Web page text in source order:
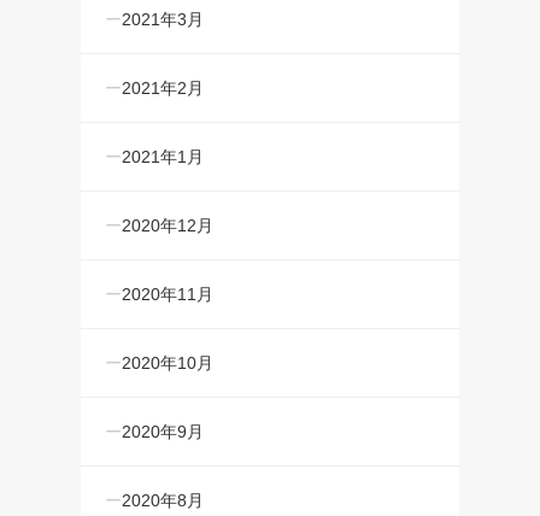
2021年3月
2021年2月
2021年1月
2020年12月
2020年11月
2020年10月
2020年9月
2020年8月